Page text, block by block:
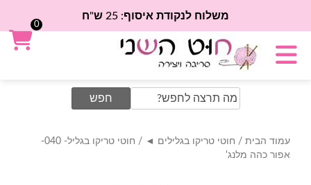
משלוח לנקודת איסוף: 25 ש"ח
Search
for:
עמוד הבית / חוטי טריקו בגלילים ◄
/ חוטי טריקו בגליל- 040-
אפור כהה מלנג'
0